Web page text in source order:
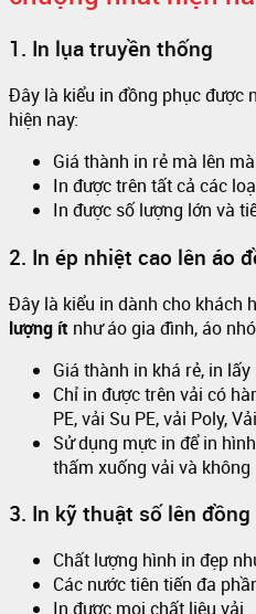
1. In lụa truyền thống
Đây là kiểu in đồng phục được
hiện nay:
Giá thành in rẻ mà lên
In được trên tất cả các
In được số lượng lớn và
2. In ép nhiệt cao lên áo
Đây là kiểu in dành cho khách
lượng ít như áo gia đình, áo
Giá thành in khá rẻ, in
Chỉ in được trên vải có
PE, vải Su PE, vải Poly,
Sử dụng mực in để in
thấm xuống vải và
3. In kỹ thuật số lên đồng
Chất lượng hình in đẹp
Các nước tiên tiến đa
In được mọi chất liệu vải